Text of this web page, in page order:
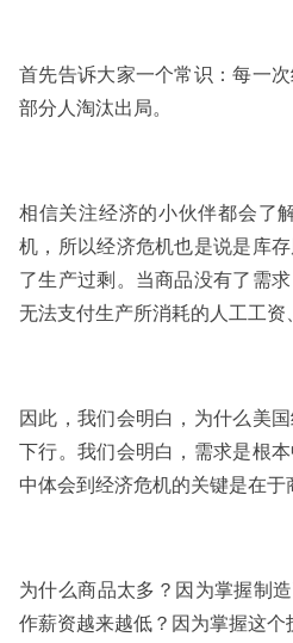
首先告诉大家一个常识：每一
部分人淘汰出局。
相信关注经济的小伙伴都会了
机，所以经济危机也是说是库
了生产过剩。当商品没有了需
无法支付生产所消耗的人工工
因此，我们会明白，为什么美
下行。我们会明白，需求是根
中体会到经济危机的关键是在于
为什么商品太多？因为掌握制
作薪资越来越低？因为掌握这个